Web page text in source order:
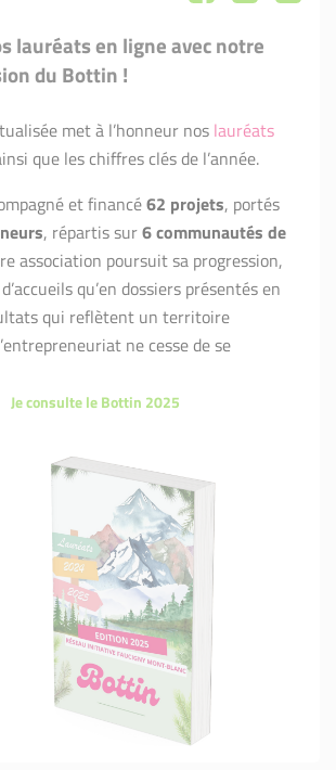
lauréats en ligne avec notre
du Bottin !
met à l’honneur nos lauréats
que les chiffres clés de l’année.
et financé62 projets, portés
, répartis sur6 communautés de
association poursuit sa progression,
qu’en dossiers présentés en
qui reflètent un territoire
ne cesse de se
Je consulte le Bottin 2025